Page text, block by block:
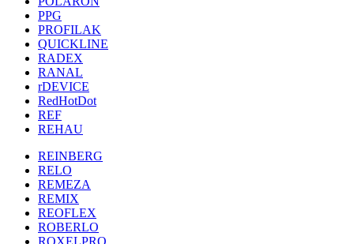
PPG
PROFILAK
QUICKLINE
RADEX
RANAL
rDEVICE
RedHotDot
REF
REHAU
REINBERG
RELO
REMEZA
REMIX
REOFLEX
ROBERLO
ROXELPRO